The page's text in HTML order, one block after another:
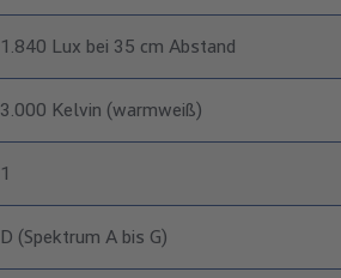
1.840 Lux bei 35 cm Abstand
3.000 Kelvin (warmweiß)
1
D (Spektrum A bis G)